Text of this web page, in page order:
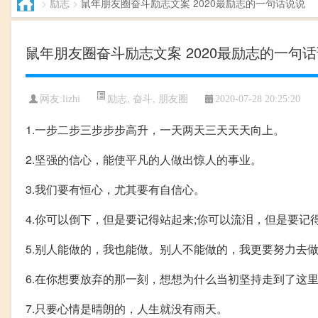
鼠年朋友圈奋斗励志文案 2020最励志的一句
网友:lizhi 励志, 奋斗, 朋友圈 2020-07-28 20:25:20
1.一步二步三步步步高升，一天两天三天天天向上。
2.坚强的信心，能使平凡的人做出惊人的事业。
3.我们要有恒心，尤其要有自信心。
4.你可以倒下，但是要记得站起来;你可以流泪，但是要记得
5.别人能做的，我也能做。别人不能做的，我更要努力去做
6.在你想要放弃的那一刻，想想为什么当初坚持走到了这里
7.只要心情是晴朗的，人生就没有雨天。